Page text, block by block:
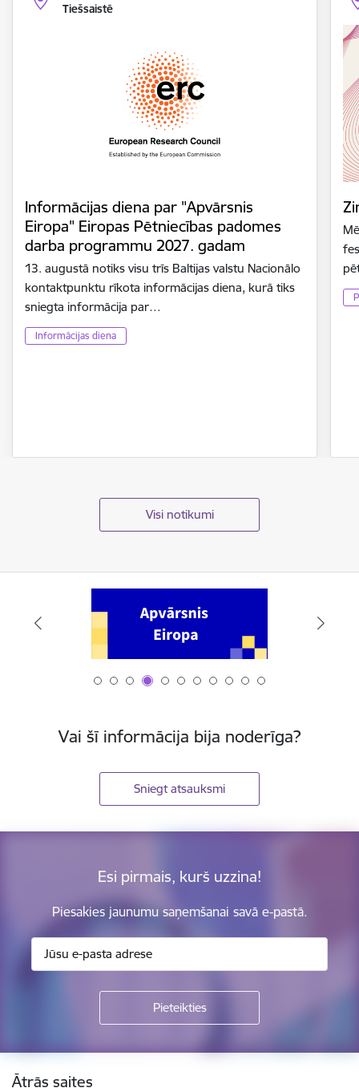
Tiešsaistē
Informācijas diena par "Apvārsnis
Eiropa" Eiropas Pētniecības padomes
darba programmu 2027. gadam
13. augustā notiks visu trīs Baltijas valstu Nacionālo
kontaktpunktu rīkota informācijas diena, kurā tiks
sniegta informācija par…
Informācijas diena
Visi notikumi
Vai šī informācija bija noderīga?
Sniegt atsauksmi
Esi pirmais, kurš uzzina!
Piesakies jaunumu saņemšanai savā e-pastā.
Kājene
Ātrās saites